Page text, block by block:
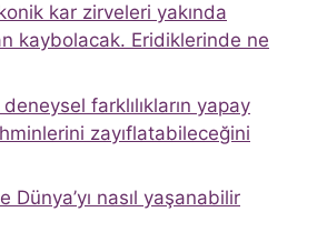
kar zirveleri yakında
kaybolacak. Eridiklerinde ne
farklılıkların yapay
zayıflatabileceğini
Dünya’yı nasıl yaşanabilir